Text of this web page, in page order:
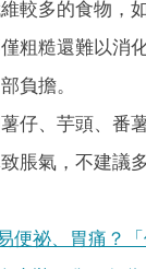
較多的食物，
粗糙還難以消
負擔。
仔、芋頭、番
脹氣，不建議多
便祕、胃痛？